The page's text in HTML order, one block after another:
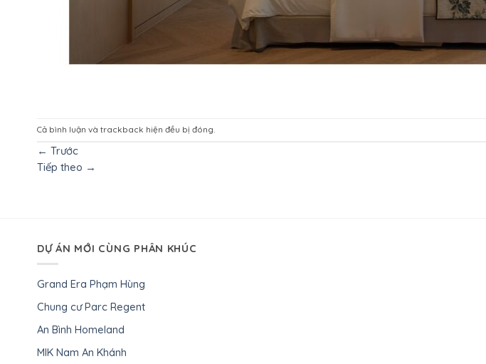
Cả bình luận và trackback hiện đều bị đóng.
← Trước
Tiếp theo →
DỰ ÁN MỚI CÙNG PHÂN KHÚC
Grand Era Phạm Hùng
Chung cư Parc Regent
An Bình Homeland
MIK Nam An Khánh